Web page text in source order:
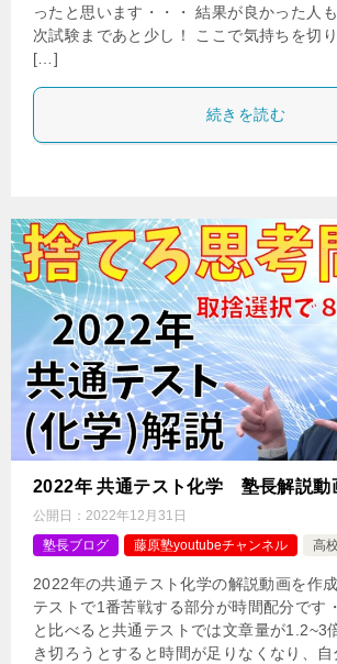
ったと思います・・・ 結果が良かった人
次試験まであと少し！ ここで気持ちを切
[…]
続きを読む
2022年 共通テスト化学 塾長解説動
公開日： 2022年12月31日
塾長ブログ
藤原塾youtubeチャンネル 高
2022年の共通テスト化学の解説動画を作
テストで1番苦戦する部分が時間配分です
と比べると共通テストでは文章量が1.2~3
き切ろうとすると時間が足りなくなり、